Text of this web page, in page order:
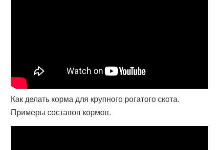
Как делать корма для крупного рогатого скота.
Примеры составов кормов.